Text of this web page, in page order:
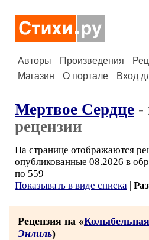
Авторы Произведения
Магазин
О портале Вход
Мертвое Сердце -
рецензии
На странице отображаются
опубликованные 08.2026 в
по 559
Показывать в виде списка |
Рецензия на «Колыбельная
Энлиль)